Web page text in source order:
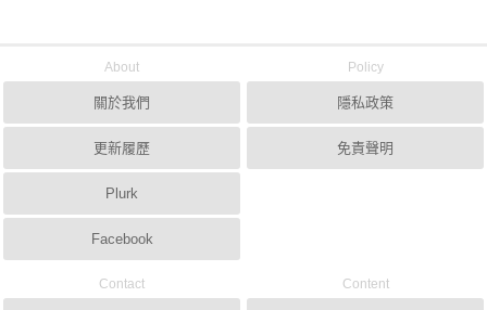
About
關於我們
更新履歷
Plurk
Facebook
Policy
隱私政策
免責聲明
Contact Content